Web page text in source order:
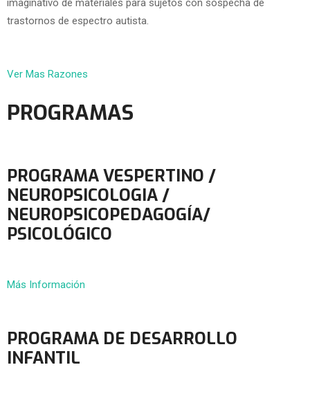
imaginativo de materiales para sujetos con sospecha de
trastornos de espectro autista.
Ver Mas Razones
PROGRAMAS
PROGRAMA VESPERTINO /
NEUROPSICOLOGIA /
NEUROPSICOPEDAGOGÍA/
PSICOLÓGICO
Más Información
PROGRAMA DE DESARROLLO
INFANTIL